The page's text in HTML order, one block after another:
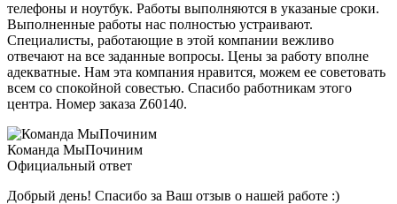
телефоны и ноутбук. Работы выполняются в указаные сроки.
Выполненные работы нас полностью устраивают.
Специалисты, работающие в этой компании вежливо
отвечают на все заданные вопросы. Цены за работу вполне
адекватные. Нам эта компания нравится, можем ее советовать
всем со спокойной совестью. Спасибо работникам этого
центра. Номер заказа Z60140.
Команда МыПочиним
Официальный ответ
Добрый день! Спасибо за Ваш отзыв о нашей работе :)